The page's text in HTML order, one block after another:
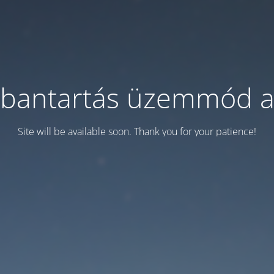
üzemmód
Site will be available soon. Thank you for your patience!